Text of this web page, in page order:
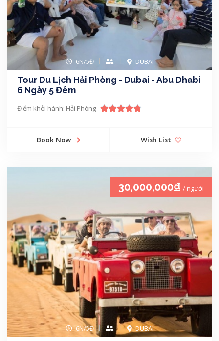
6N/5Đ DUBAI
Tour Du Lịch Hải Phòng - Dubai - Abu Dhabi
6 Ngày 5 Đêm
Điểm khởi hành: Hải Phòng
Book Now Wish List
30,000,000₫ / người
6N/5Đ DUBAI